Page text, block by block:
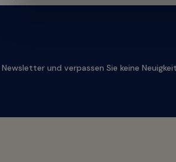
und verpassen Sie keine